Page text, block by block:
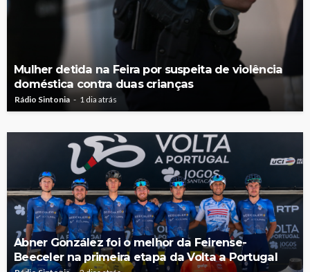
Mulher detida na Feira por suspeita de violência
doméstica contra duas crianças
Rádio Sintonia 1 dia atrás
Abner González foi o melhor da Feirense-
Beeceler na primeira etapa da Volta a Portugal